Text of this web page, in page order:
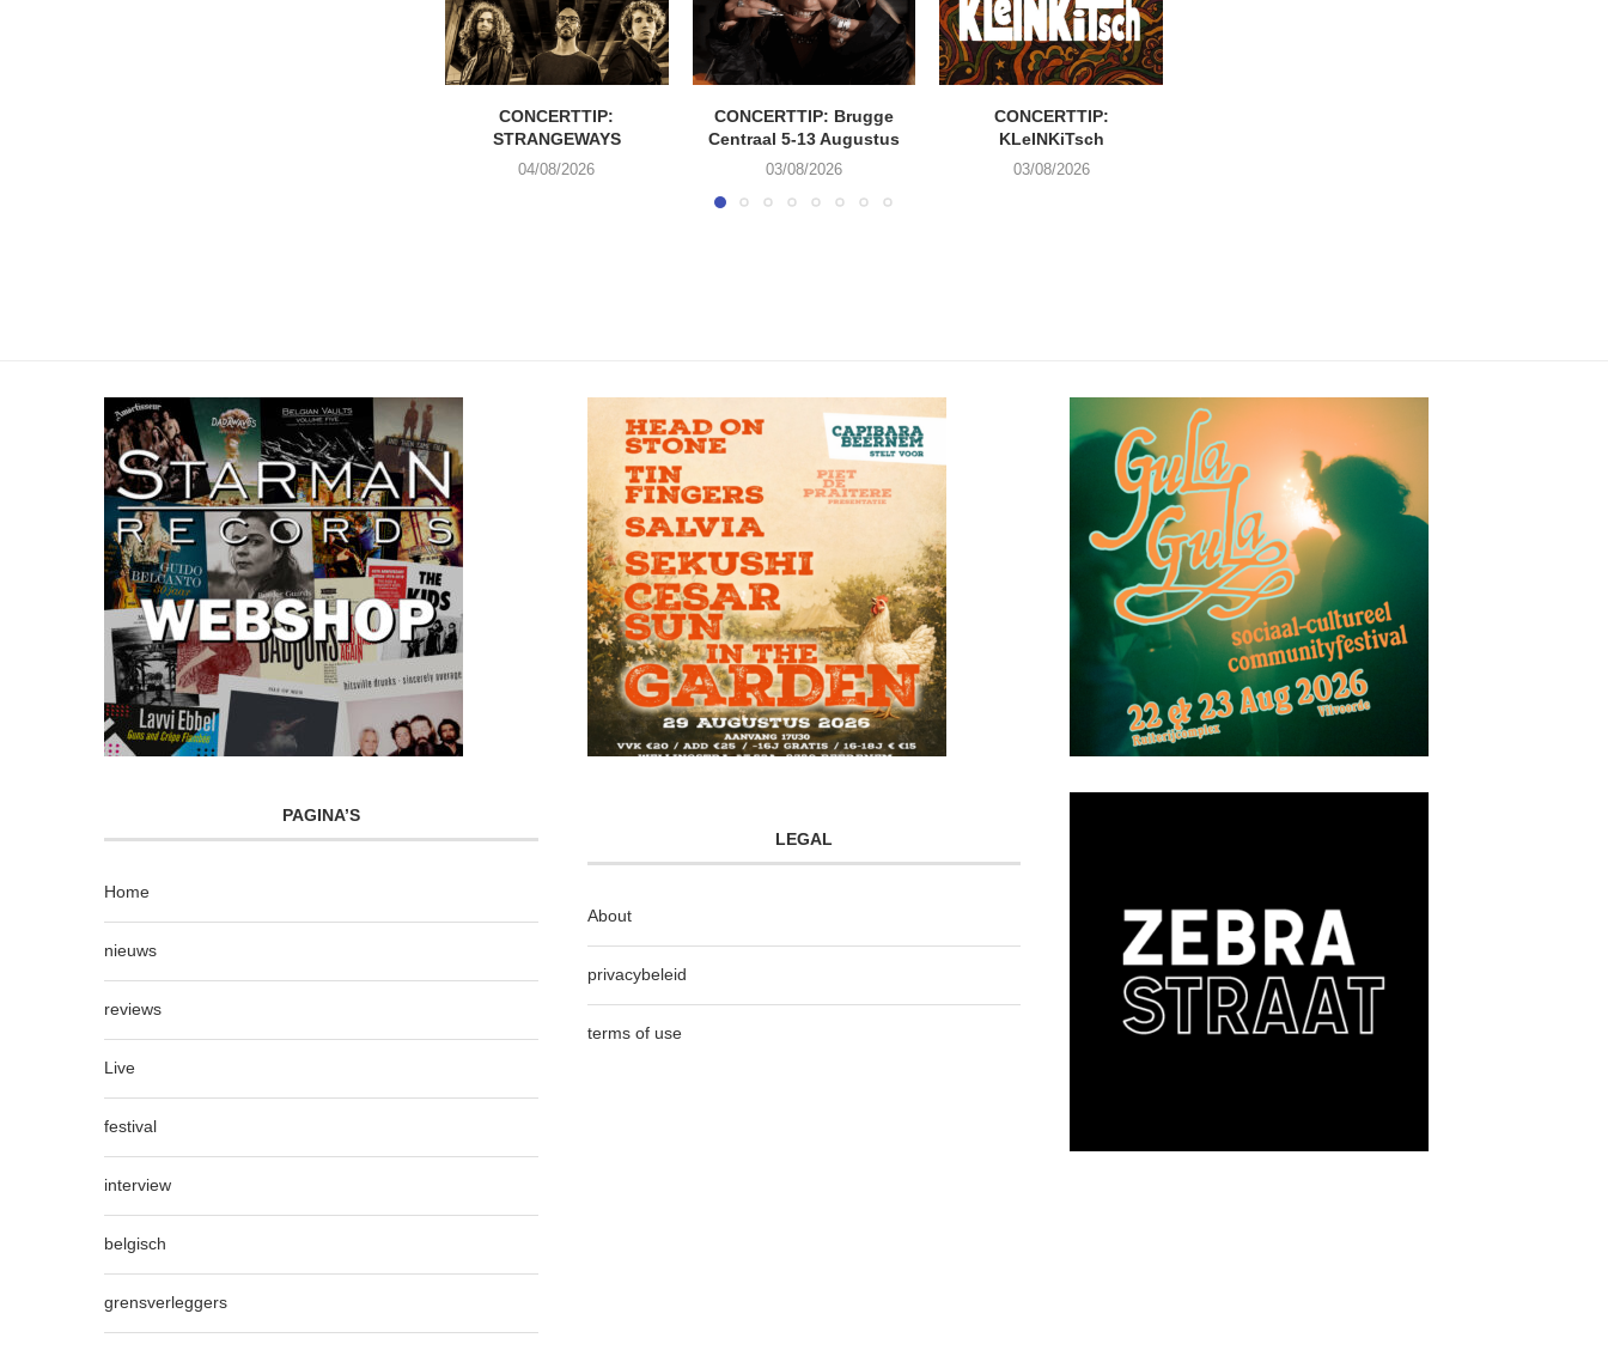
CONCERTTIP:
STRANGEWAYS
04/08/2026
CONCERTTIP: Brugge
Centraal 5-13 Augustus
03/08/2026
CONCERTTIP:
KLeINKiTsch
03/08/2026
PAGINA’S
Home
nieuws
reviews
Live
festival
interview
belgisch
grensverleggers
LEGAL
About
privacybeleid
terms of use